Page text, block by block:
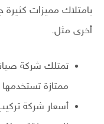
بامتلاك مميزات
أخرى مثل.
تمتلك شركة
ممتازة
أسعار شركة